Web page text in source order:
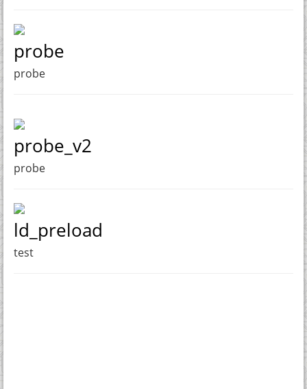
probe
probe
probe_v2
probe
ld_preload
test